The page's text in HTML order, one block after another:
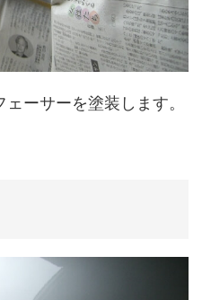
ーサーを塗装します。